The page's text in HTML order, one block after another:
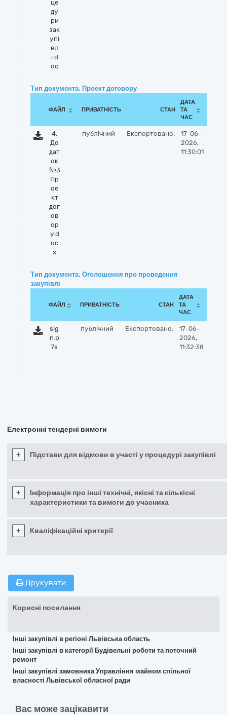
це
ду
ри
зак
упі
вл
і.d
oc
Тип документа: Проект договору
ФАЙЛ ПРИВАТНІСТЬ СТАН
ДАТА
ТА
ЧАС
4.
До
дат
ок
№3
Пр
оє
кт
дог
ов
ор
у.d
oc
x
публічний Експортовано:
17-06-
2026,
11:30:01
Тип документа: Оголошення про проведення
закупівлі
ФАЙЛ ПРИВАТНІСТЬ СТАН
ДАТА
ТА
ЧАС
sig
n.p
7s
публічний Експортовано:
17-06-
2026,
11:32:38
Електронні тендерні вимоги
+ Підстави для відмови в участі у процедурі закупівлі
+
Інформація про інші технічні, якісні та кількісні
характеристики та вимоги до учасника
+ Кваліфікаційні критерії
Друкувати
Корисні посилання
Інші закупівлі в регіоні Львівська область
Інші закупівлі в категорії Будівельні роботи та поточний
ремонт
Інші закупівлі замовника Управління майном спільної
власності Львівської обласної ради
Вас може зацікавити